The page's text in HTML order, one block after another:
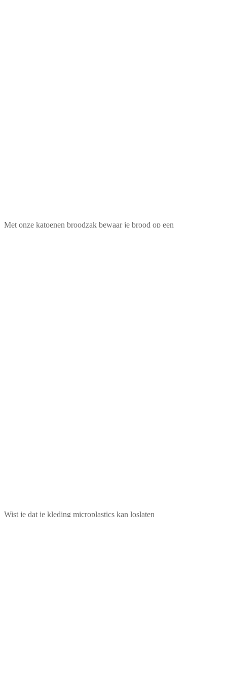
Met onze katoenen broodzak bewaar je brood op een
Wist je dat je kleding microplastics kan loslaten